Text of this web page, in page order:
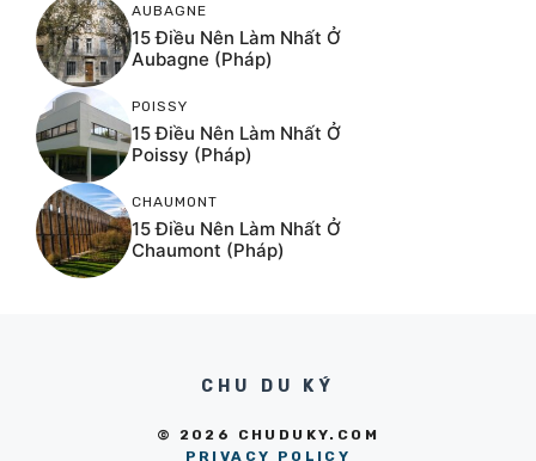
AUBAGNE
15 Điều Nên Làm Nhất Ở
Aubagne (Pháp)
POISSY
15 Điều Nên Làm Nhất Ở
Poissy (Pháp)
CHAUMONT
15 Điều Nên Làm Nhất Ở
Chaumont (Pháp)
CHU DU KÝ
© 2026 CHUDUKY.COM
PRIVACY POLICY